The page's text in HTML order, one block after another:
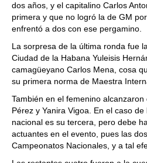
dos años, y el capitalino Carlos
primera y que no logró la de GM
enfrentó a dos con ese pergamino.
La sorpresa de la última ronda fue
Ciudad de la Habana Yuleisis
camagüeyano Carlos Mena, cosa
su primera norma de Maestra
También en el femenino
Pérez y Yanira Vigoa. En el caso
nacional es su tercera, pero debe
actuantes en el evento, pues las
Campeonatos Nacionales, y a tal